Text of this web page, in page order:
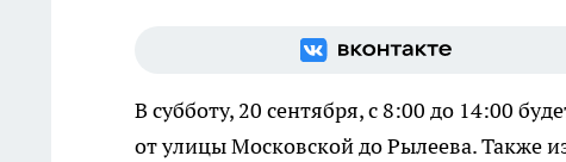
В субботу, 20 сентября, с 8:00 до 14:00
от улицы Московской до Рылеева. Также